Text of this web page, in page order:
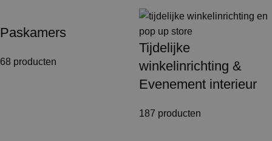
Paskamers
68 producten
Tijdelijke
winkelinrichting &
Evenement interieur
187 producten